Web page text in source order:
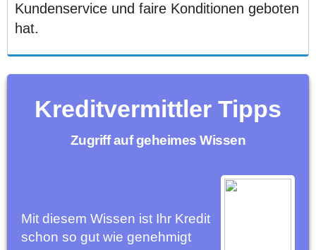
Kundenservice und faire Konditionen geboten
hat.
Kreditvermittler Tipps
Zugriff auf geheimes Wissen
Mit diesem Wissen ist Ihr Kredit
schon so gut wie genehmigt